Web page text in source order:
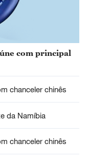
com principal
chanceler chinês
da Namíbia
chanceler chinês